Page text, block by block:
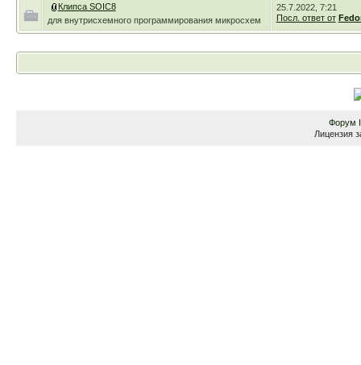
Клипса SOIC8
для внутрисхемного программирования микросхем
25.7.2022, 7:21
Посл. ответ от
Форум
Лицензия